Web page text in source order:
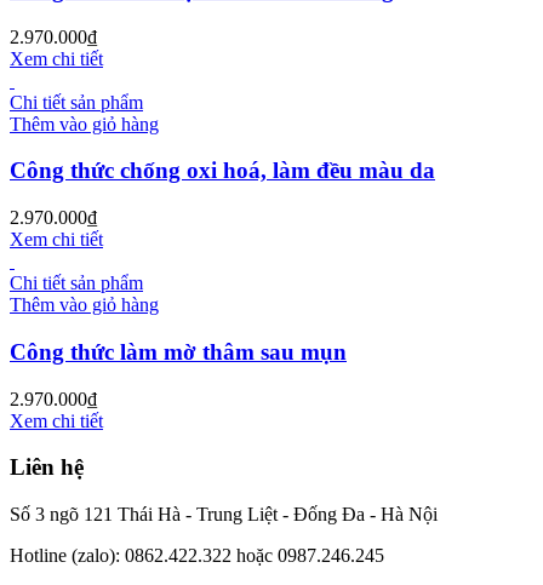
2.970.000₫
Xem chi tiết
Chi tiết sản phẩm
Thêm vào giỏ hàng
Công thức chống oxi hoá, làm đều màu da
2.970.000₫
Xem chi tiết
Chi tiết sản phẩm
Thêm vào giỏ hàng
Công thức làm mờ thâm sau mụn
2.970.000₫
Xem chi tiết
Liên hệ
Số 3 ngõ 121 Thái Hà - Trung Liệt - Đống Đa - Hà Nội
Hotline (zalo): 0862.422.322 hoặc 0987.246.245